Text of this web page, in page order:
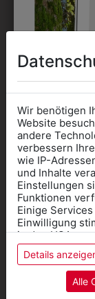
KINDER
€
Wir benötigen
Website
andere
verbessern
wie IP-
und Inhalte
Einstellungen
Funktionen
Einige
Einwilligung
in den USA
stuft die USA
ein, und es
Daten ohne
Details
Alle
für
Online
Kategorie
Anprobe